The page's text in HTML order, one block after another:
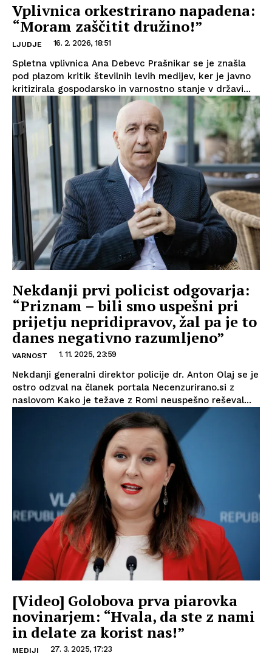
Vplivnica orkestrirano napadena:
“Moram zaščitit družino!”
LJUDJE 16. 2. 2026, 18:51
Spletna vplivnica Ana Debevc Prašnikar se je znašla
pod plazom kritik številnih levih medijev, ker je javno
kritizirala gospodarsko in varnostno stanje v državi...
Nekdanji prvi policist odgovarja:
“Priznam – bili smo uspešni pri
prijetju nepridipravov, žal pa je to
danes negativno razumljeno”
VARNOST 1. 11. 2025, 23:59
Nekdanji generalni direktor policije dr. Anton Olaj se je
ostro odzval na članek portala Necenzurirano.si z
naslovom Kako je težave z Romi neuspešno reševal...
[Video] Golobova prva piarovka
novinarjem: “Hvala, da ste z nami
in delate za korist nas!”
MEDIJI 27. 3. 2025, 17:23